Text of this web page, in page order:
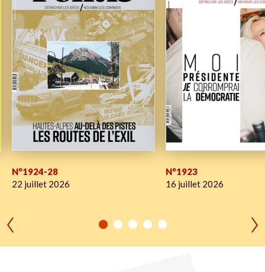
N°1924-28
22 juillet 2026
N°1923
16 juillet 2026